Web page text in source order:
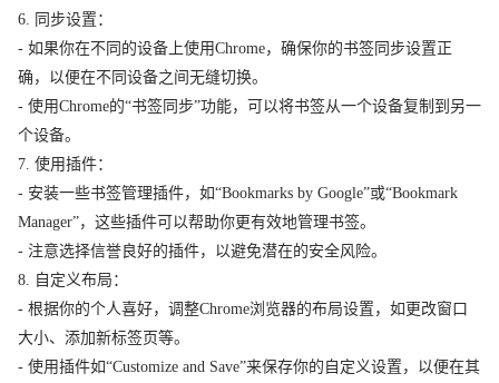
6. 同步设置：
- 如果你在不同的设备上使用Chrome，确保你的书签同步设置正
确，以便在不同设备之间无缝切换。
- 使用Chrome的“书签同步”功能，可以将书签从一个设备复制到另一
个设备。
7. 使用插件：
- 安装一些书签管理插件，如“Bookmarks by Google”或“Bookmark
Manager”，这些插件可以帮助你更有效地管理书签。
- 注意选择信誉良好的插件，以避免潜在的安全风险。
8. 自定义布局：
- 根据你的个人喜好，调整Chrome浏览器的布局设置，如更改窗口
大小、添加新标签页等。
- 使用插件如“Customize and Save”来保存你的自定义设置，以便在其